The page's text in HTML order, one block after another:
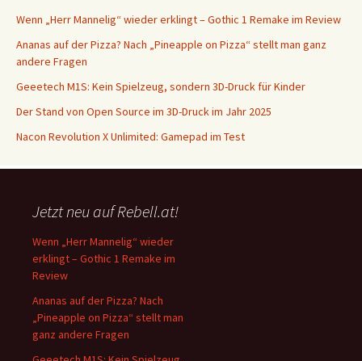
Wenn „Herr Mannelig“ wieder erklingt – Gothic 1 Remake im Review
Ananas auf der Pizza? Nach „Pineapple on Pizza“ stellt man ganz
andere Fragen
Geeetech M1S: Kein Spielzeug, sondern 3D-Druck für Kinder
Der Stand von Open Source im 3D-Druck im Jahr 2025
Nacon Revolution X Unlimited: Gamepad im Test
Jetzt neu auf Rebell.at!
Wenn „Herr Mannelig“ wieder
erklingt – Gothic 1 Remake im
Review
Ananas auf der Pizza? Nach
„Pineapple on Pizza“ stellt man
ganz andere Fragen